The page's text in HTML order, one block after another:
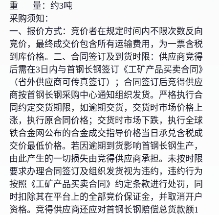
重 量：约3吨
采购须知：
一、报价方式：竞价者在规定时间内不限次数反向
竞价，最终成交价包含所有运输费用，为一票含税
到库价格。二、合同签订及到货时限：供应商竞得
后需在3日内与首钢长钢签订《工矿产品买卖合同》
（省外供应商可传真签订）；合同签订后竞得供应
商按首钢长钢采购中心通知组织发货。严格执行合
同约定交货期限，如逾期交货，交货时市场价格上
涨，执行原合同价格；交货时市场下跌，执行全球
铁合金网公布的合金成交指导价格当日承兑含税成
交价最低价格。若因逾期到货影响首钢长钢生产，
由此产生的一切损失由竞得供应商承担。未按时限
要求办理合同签订及组织发货视为违约，违约行为
按照《工矿产品买卖合同》约定条款进行处罚，同
时扣除其在平台上的全部竞价保证金，并取消开户
资格。竞得供应商还应对首钢长钢赔偿总货款额1